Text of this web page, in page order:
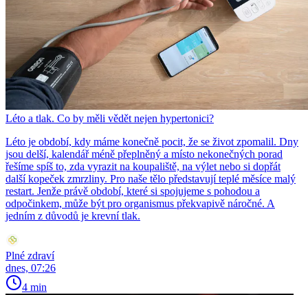
Léto a tlak. Co by měli vědět nejen hypertonici?
Léto je období, kdy máme konečně pocit, že se život zpomalil. Dny
jsou delší, kalendář méně přeplněný a místo nekonečných porad
řešíme spíš to, zda vyrazit na koupaliště, na výlet nebo si dopřát
další kopeček zmrzliny. Pro naše tělo představují teplé měsíce malý
restart. Jenže právě období, které si spojujeme s pohodou a
odpočinkem, může být pro organismus překvapivě náročné. A
jedním z důvodů je krevní tlak.
Plné zdraví
dnes, 07:26
4 min